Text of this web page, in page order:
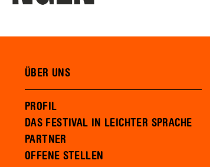
ÜBER UNS
PROFIL
DAS FESTIVAL IN LEICHTER SPRACHE
PARTNER
OFFENE STELLEN